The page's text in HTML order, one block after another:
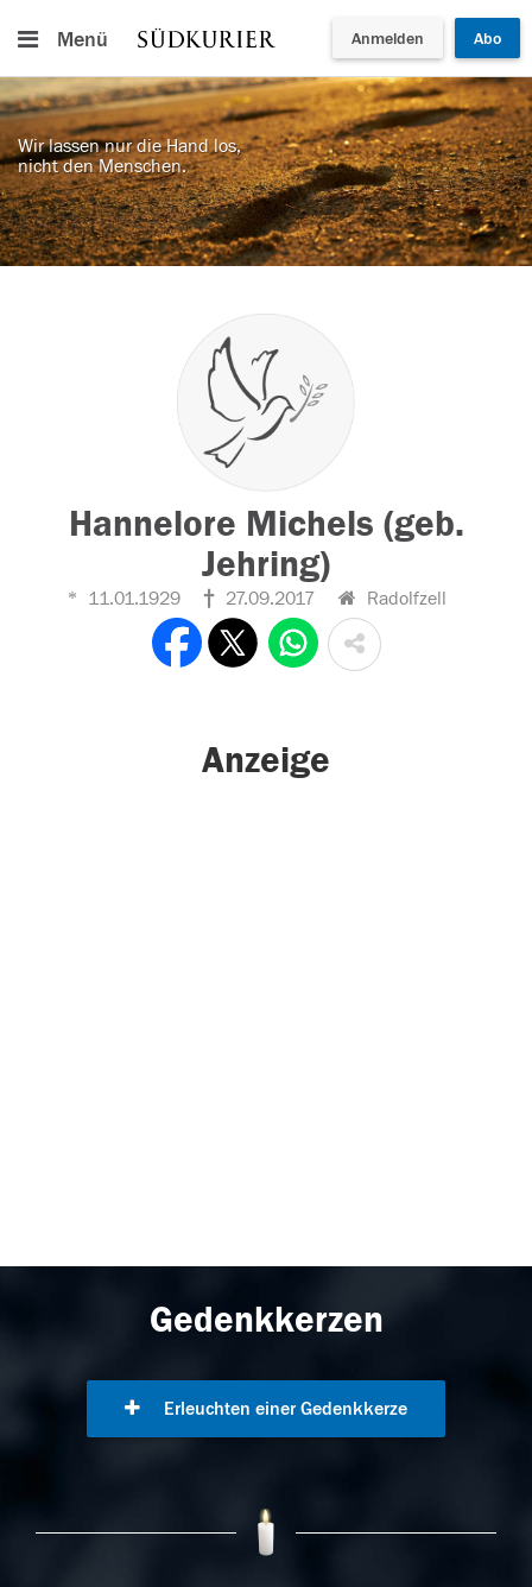
Menü Anmelden Abo
Wir lassen nur die Hand los,
nicht den Menschen.
Hannelore Michels (geb.
Jehring)
11.01.1929 27.09.2017 Radolfzell
Anzeige
Gedenkkerzen
Erleuchten einer Gedenkkerze